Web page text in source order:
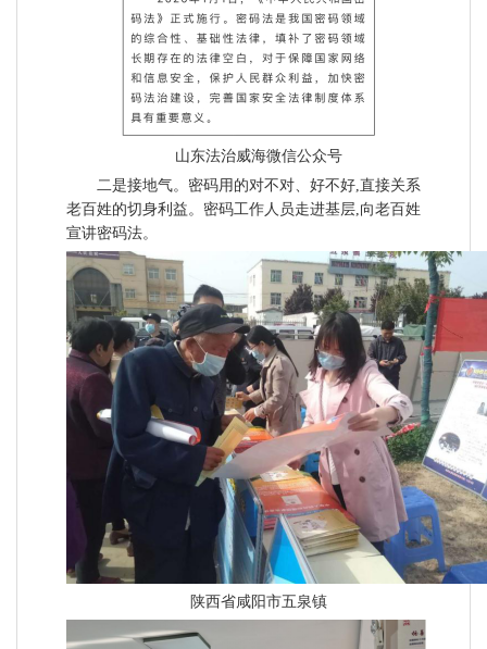
山东法治威海微信公众号
二是接地气。密码用的对不对、好不好,直接关系
老百姓的切身利益。密码工作人员走进基层,向老百姓
宣讲密码法。
陕西省咸阳市五泉镇